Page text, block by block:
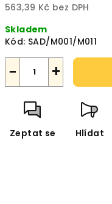
563,39 Kč bez DPH
cena:
Skladem
Kód: SAD/M001/M011
+
−
Zeptat se Hlídat